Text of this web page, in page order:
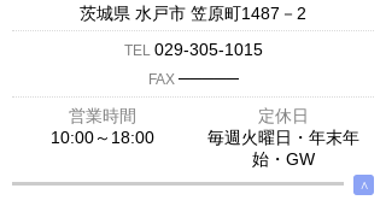
茨城県 水戸市 笠原町1487－2
TEL 029-305-1015
FAX ─────
営業時間
定休日
10:00～18:00
毎週火曜日・年末年
始・GW
∧